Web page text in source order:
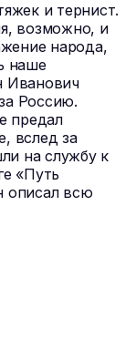
и тернист.
возможно, и
народа,
наше
Иванович
Россию.
предал
вслед за
на службу к
«Путь
описал всю